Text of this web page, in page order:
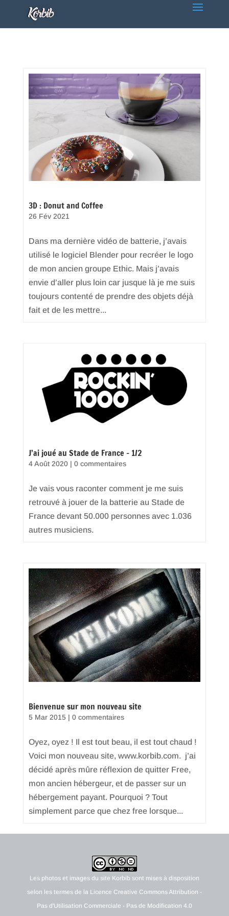
3D : Donut and Coffee
26 Fév 2021
Dans ma dernière vidéo de batterie, j’avais
utilisé le logiciel Blender pour recréer le logo
de mon ancien groupe Ethic. Mais j’avais
envie d’aller plus loin car jusque là je me suis
toujours contenté de prendre des objets déjà
fait et de les mettre...
J’ai joué au Stade de France – 1/2
4 Août 2020| 0 commentaires
Je vais vous raconter comment je me suis
retrouvé à jouer de la batterie au Stade de
France devant 50.000 personnes avec 1.036
autres musiciens.
Bienvenue sur mon nouveau site
5 Mar 2015| 0 commentaires
Oyez, oyez ! Il est tout beau, il est tout chaud !
Voici mon nouveau site, www.korbib.com. j’ai
décidé après mûre réflexion de quitter Free,
mon ancien hébergeur, et de passer sur un
hébergement payant. Pourquoi ? Tout
simplement parce que chez free lorsque...
Les photos et images du site Korbib sont mises à disposition
selon les termes de la Licence Creative Commons Attribution -
Pas d'Utilisation Commerciale - Pas de Modification 4.0